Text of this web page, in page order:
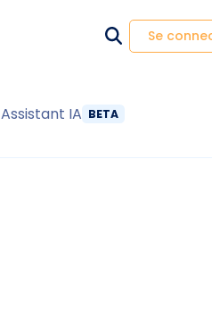
Assistant IA BETA
Se